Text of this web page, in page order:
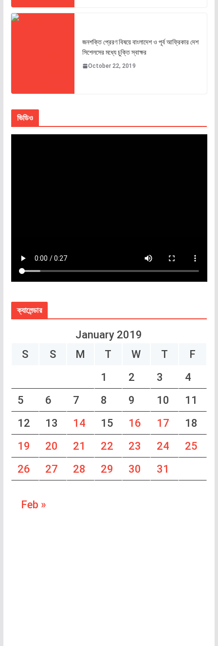
জনশক্তি প্রেরণ বিষয়ে বাংলাদেশ ও পূর্ব আফ্রিকার দেশ
সিশেলসের মধ্যে চুক্তি স্বাক্ষর
October 22, 2019
ভিডিও
ক্যালেন্ডার
January 2019
S
S M T W T
F
1
2 3
4
5
6 7 8 9 10
11
12
13 14 15 16 17
18
19
20 21 22 23 24
25
26
27 28 29 30 31
Feb »